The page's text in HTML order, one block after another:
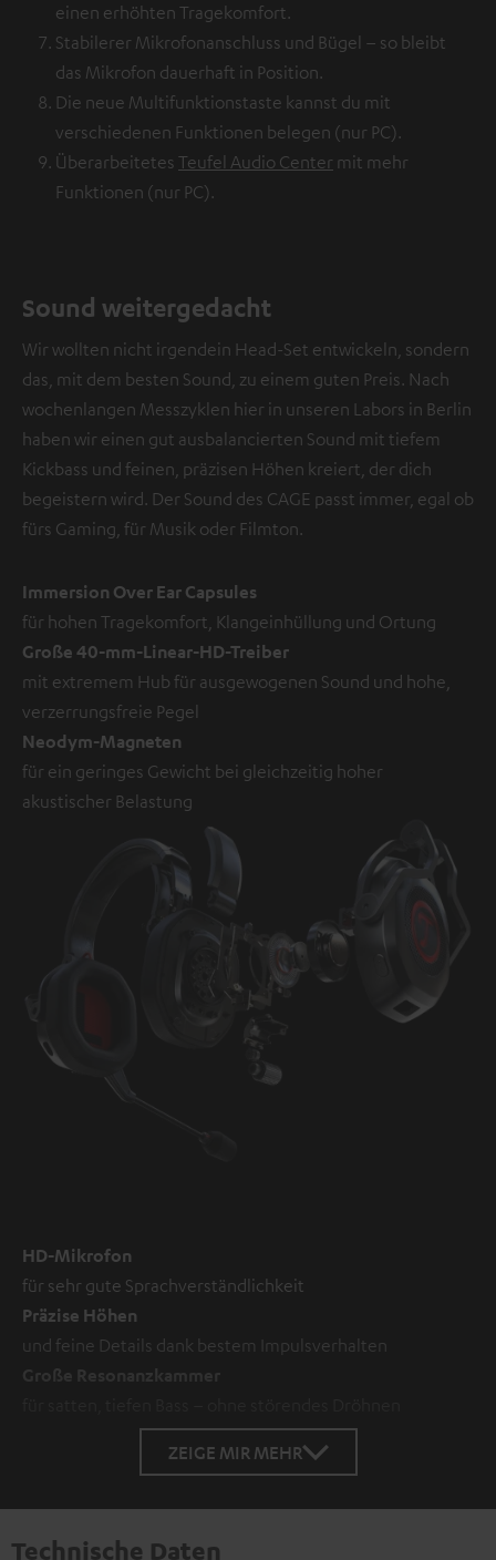
einen erhöhten Tragekomfort.
Stabilerer Mikrofonanschluss und Bügel – so bleibt
das Mikrofon dauerhaft in Position.
Die neue Multifunktionstaste kannst du mit
verschiedenen Funktionen belegen (nur PC).
Überarbeitetes Teufel Audio Center mit mehr
Funktionen (nur PC).
Sound weitergedacht
Wir wollten nicht irgendein Head-Set entwickeln, sondern
das, mit dem besten Sound, zu einem guten Preis. Nach
wochenlangen Messzyklen hier in unseren Labors in Berlin
haben wir einen gut ausbalancierten Sound mit tiefem
Kickbass und feinen, präzisen Höhen kreiert, der dich
begeistern wird. Der Sound des CAGE passt immer, egal ob
fürs Gaming, für Musik oder Filmton.
Immersion Over Ear Capsules
für hohen Tragekomfort, Klangeinhüllung und Ortung
Große 40-mm-Linear-HD-Treiber
mit extremem Hub für ausgewogenen Sound und hohe,
verzerrungsfreie Pegel
Neodym-Magneten
für ein geringes Gewicht bei gleichzeitig hoher
akustischer Belastung
HD-Mikrofon
für sehr gute Sprachverständlichkeit
Präzise Höhen
und feine Details dank bestem Impulsverhalten
Große Resonanzkammer
ZEIGE MIR MEHR
Technische Daten